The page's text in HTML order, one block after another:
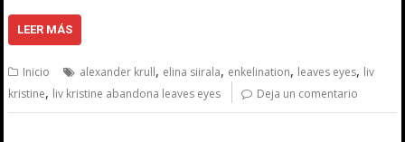
LEER MÁS
Inicio alexander krull, elina siirala, enkelination, leaves eyes, liv
kristine, liv kristine abandona leaves eyes Deja un comentario